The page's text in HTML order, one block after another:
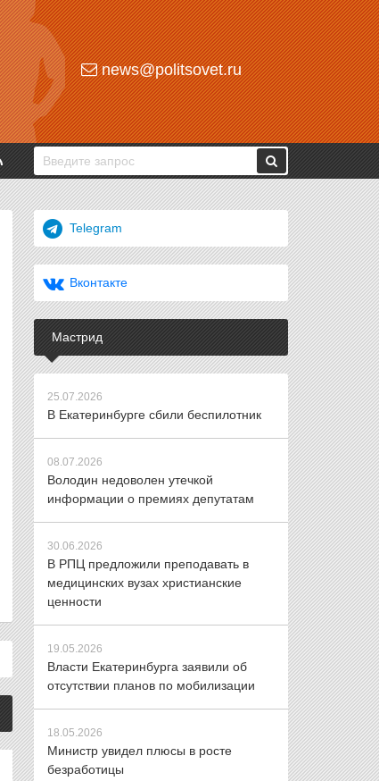
news@politsovet.ru
Telegram
Вконтакте
Мастрид
25.07.2026
В Екатеринбурге сбили беспилотник
08.07.2026
Володин недоволен утечкой
информации о премиях депутатам
30.06.2026
В РПЦ предложили преподавать в
медицинских вузах христианские
ценности
19.05.2026
Власти Екатеринбурга заявили об
отсутствии планов по мобилизации
18.05.2026
Министр увидел плюсы в росте
безработицы